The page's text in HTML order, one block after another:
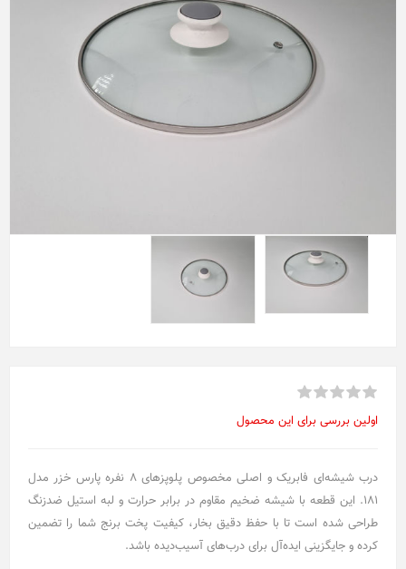
اولین بررسی برای این محصول
درب شیشه‌ای فابریک و اصلی مخصوص پلوپزهای ۸ نفره پارس خزر مدل
۱۸۱. این قطعه با شیشه ضخیم مقاوم در برابر حرارت و لبه استیل ضدزنگ
طراحی شده است تا با حفظ دقیق بخار، کیفیت پخت برنج شما را تضمین
کرده و جایگزینی ایده‌آل برای درب‌های آسیب‌دیده باشد.